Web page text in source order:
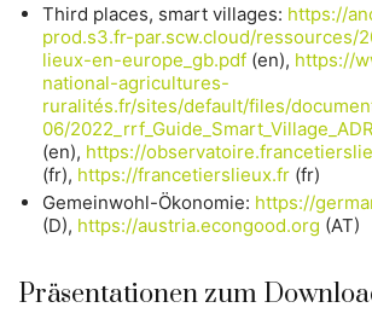
Third places, smart villages: https://
prod.s3.fr-par.scw.cloud/ressources/
lieux-en-europe_gb.pdf (en), https://
national-agricultures-
ruralités.fr/sites/default/files/
06/
(en), https://
(fr), https://francetierslieux.fr (fr)
Gemeinwohl-Ökonomie: https://
(D), https://austria.econgood.org (AT)
Präsentationen zum